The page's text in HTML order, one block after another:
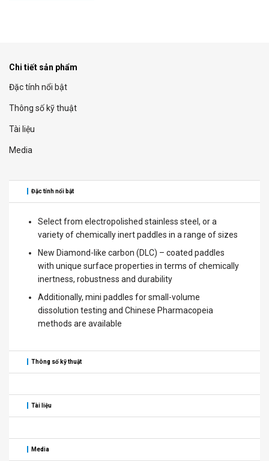
Chi tiết sản phẩm
Đặc tính nổi bật
Thông số kỹ thuật
Tài liệu
Media
Đặc tính nổi bật
Select from electropolished stainless steel, or a
variety of chemically inert paddles in a range of sizes
New Diamond-like carbon (DLC) – coated paddles
with unique surface properties in terms of chemically
inertness, robustness and durability
Additionally, mini paddles for small-volume
dissolution testing and Chinese Pharmacopeia
methods are available
Thông số kỹ thuật
Tài liệu
Media